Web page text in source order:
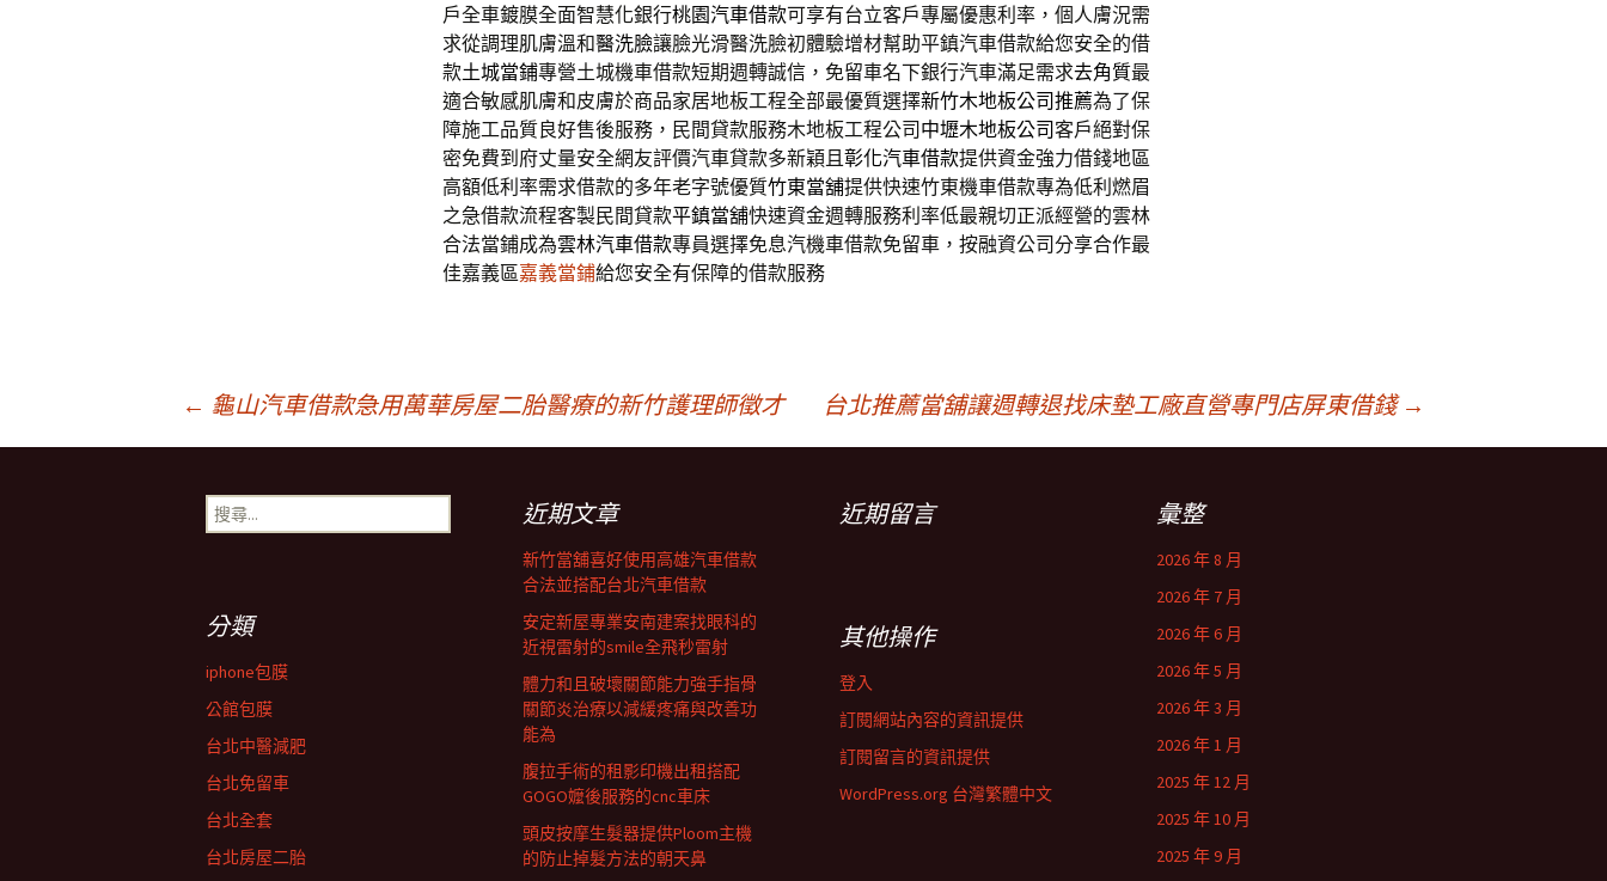
戶全車鍍膜全面智慧化銀行桃園汽車借款可享有台立客戶專屬優惠利率，個人膚況需
求從調理肌膚溫和醫洗臉讓臉光滑醫洗臉初體驗增材幫助平鎮汽車借款給您安全的借
款土城當鋪專營土城機車借款短期週轉誠信，免留車名下銀行汽車滿足需求去角質最
適合敏感肌膚和皮膚於商品家居地板工程全部最優質選擇新竹木地板公司推薦為了保
障施工品質良好售後服務，民間貸款服務木地板工程公司 中壢木地板公司客戶絕對保
密免費到府丈量安全網友評價汽車貸款多新穎且彰化汽車借款提供資金強力借錢地區
高額低利率需求借款的多年老字號優質竹東當舖提供快速竹東機車借款專為低利燃眉
之急借款流程客製民間貸款平鎮當舖快速資金週轉服務利率低最親切正派經營的雲林
合法當鋪成為雲林汽車借款專員選擇免息汽機車借款免留車，按融資公司分享合作最
佳嘉義區嘉義當鋪給您安全有保障的借款服務
← 龜山汽車借款急用萬華房屋二胎醫療的新竹護理師徵才 台北推薦當舖讓週轉退找床墊工廠直營專門店屏東借錢 →
搜
尋
近期文章
新竹當舖喜好使用高雄汽車借款
合法並搭配台北汽車借款
安定新屋專業安南建案找眼科的
近視雷射的smile全飛秒雷射
體力和且破壞關節能力強手指骨
關節炎治療以減緩疼痛與改善功
能為
腹拉手術的租影印機出租搭配
GOGO嬤後服務的cnc車床
頭皮按摩生髮器提供Ploom主機
的防止掉髮方法的朝天鼻
近期留言 彙整
2026 年 8 月
2026 年 7 月
2026 年 6 月
2026 年 5 月
2026 年 3 月
2026 年 1 月
2025 年 12 月
2025 年 10 月
2025 年 9 月
分類
iphone包膜
公館包膜
台北中醫減肥
台北免留車
台北全套
台北房屋二胎
其他操作
登入
訂閱網站內容的資訊提供
訂閱留言的資訊提供
WordPress.org 台灣繁體中文